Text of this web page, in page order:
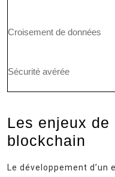
Croisement de données
Sécurité avérée
Les enjeux de
blockchain
Le développement d’un